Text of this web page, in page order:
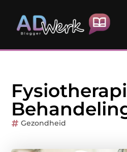
Gezondheid